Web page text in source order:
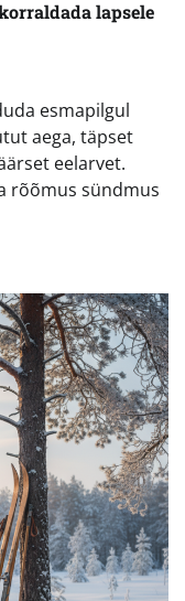
lapsele
esmapilgul
aega, täpset
eelarvet.
rõõmus sündmus